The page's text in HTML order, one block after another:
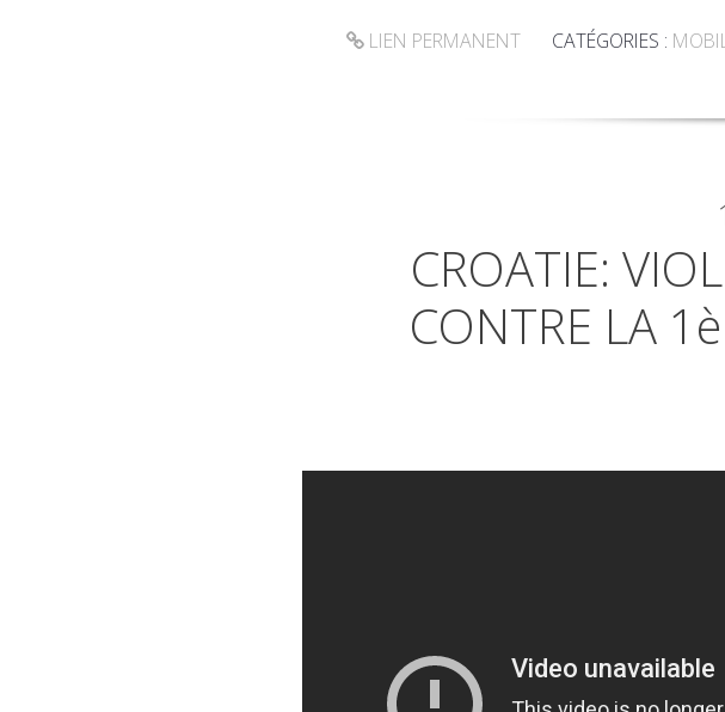
LIEN PERMANENT CATÉGORIES :
CROATIE:
CONTRE LA